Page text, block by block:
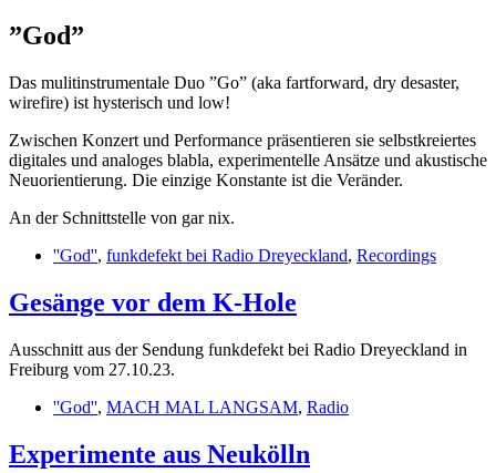
”God”
Das mulitinstrumentale Duo ”Go” (aka fartforward, dry desaster,
wirefire) ist hysterisch und low!
Zwischen Konzert und Performance präsentieren sie selbstkreiertes
digitales und analoges blabla, experimentelle Ansätze und akustische
Neuorientierung. Die einzige Konstante ist die Veränder.
An der Schnittstelle von gar nix.
''God'', funkdefekt bei Radio Dreyeckland, Recordings
Gesänge vor dem K-Hole
Ausschnitt aus der Sendung funkdefekt bei Radio Dreyeckland in
Freiburg vom 27.10.23.
''God'', MACH MAL LANGSAM, Radio
Experimente aus Neukölln